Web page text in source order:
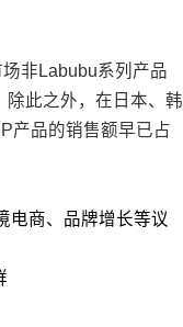
非Labubu系列产品
除此之外，在日本、韩
产品的销售额早已占
电商、品牌增长等议